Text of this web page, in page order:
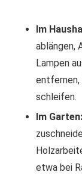
Im
ablängen,
Lampen
entfernen,
schleifen.
Im Garten:
etwa bei